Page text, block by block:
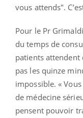
vous attends".
Pour le Pr
du temps de
patients attendent
pas les quinze
impossible. «
de médecine
pensent pouvoir